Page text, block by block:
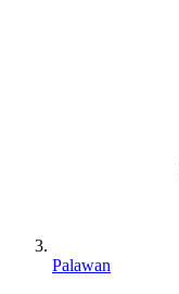
Palawan